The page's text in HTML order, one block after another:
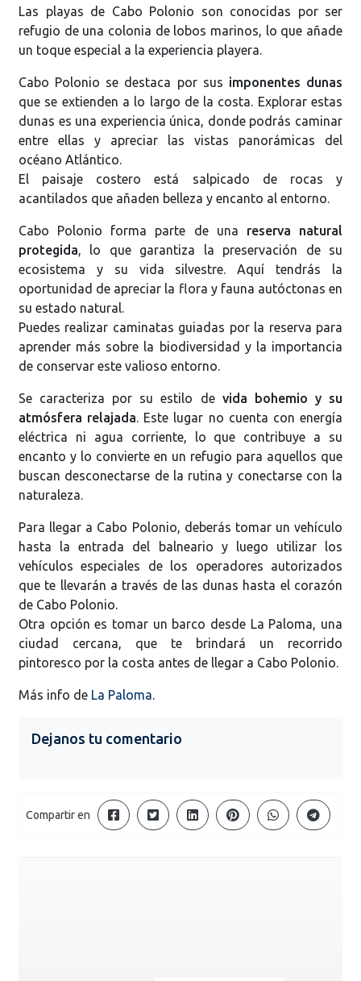
Las playas de Cabo Polonio son conocidas por ser
refugio de una colonia de lobos marinos, lo que añade
un toque especial a la experiencia playera.
Cabo Polonio se destaca por sus imponentes dunas
que se extienden a lo largo de la costa. Explorar estas
dunas es una experiencia única, donde podrás caminar
entre ellas y apreciar las vistas panorámicas del
océano Atlántico.
El paisaje costero está salpicado de rocas y
acantilados que añaden belleza y encanto al entorno.
Cabo Polonio forma parte de una reserva natural
protegida, lo que garantiza la preservación de su
ecosistema y su vida silvestre. Aquí tendrás la
oportunidad de apreciar la flora y fauna autóctonas en
su estado natural.
Puedes realizar caminatas guiadas por la reserva para
aprender más sobre la biodiversidad y la importancia
de conservar este valioso entorno.
Se caracteriza por su estilo de vida bohemio y su
atmósfera relajada. Este lugar no cuenta con energía
eléctrica ni agua corriente, lo que contribuye a su
encanto y lo convierte en un refugio para aquellos que
buscan desconectarse de la rutina y conectarse con la
naturaleza.
Para llegar a Cabo Polonio, deberás tomar un vehículo
hasta la entrada del balneario y luego utilizar los
vehículos especiales de los operadores autorizados
que te llevarán a través de las dunas hasta el corazón
de Cabo Polonio.
Otra opción es tomar un barco desde La Paloma, una
ciudad cercana, que te brindará un recorrido
pintoresco por la costa antes de llegar a Cabo Polonio.
Más info de La Paloma.
Dejanos tu comentario
Compartir en